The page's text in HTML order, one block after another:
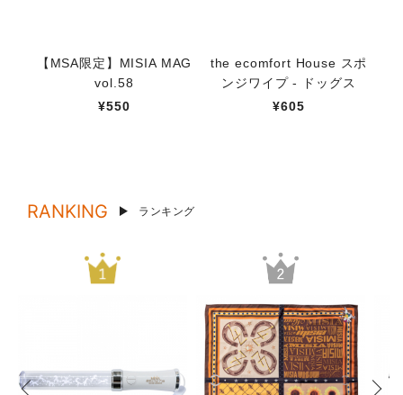
【MSA限定】MISIA MAG
vol.58
¥550
the ecomfort House スポ
ンジワイプ - ドッグス
¥605
RANKING ランキング